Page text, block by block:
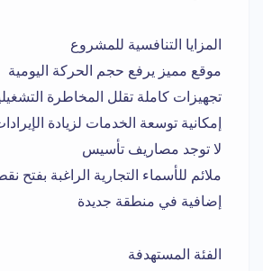
المزايا التنافسية للمشروع
موقع مميز يرفع حجم الحركة اليومية
تجهيزات كاملة تقلل المخاطرة
إمكانية توسعة الخدمات لزيادة
لا توجد مصاريف تأسيس
ملائم للأسماء التجارية الراغبة بفتح
إضافية في منطقة جديدة
الفئة المستهدفة